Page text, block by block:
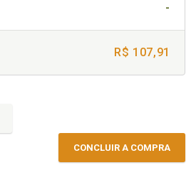
-
R$ 107,91
CONCLUIR A COMPRA